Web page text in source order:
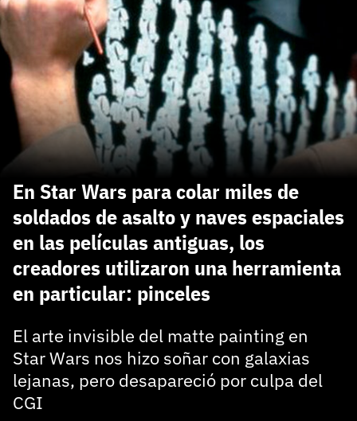
En Star Wars para colar miles de
soldados de asalto y naves espaciales
en las películas antiguas, los
creadores utilizaron una herramienta
en particular: pinceles
El arte invisible del matte painting en
Star Wars nos hizo soñar con galaxias
lejanas, pero desapareció por culpa del
CGI
¿Todavía no tienes cuenta?
Regístrate gratis
El inicio de sesión con Facebook ya no está
disponible, pero puedes seguir usando tu cuenta
Recupera tu acceso con Facebook
carácter inicial), pero no mayúsculas, espacios, tildes
o caracteres especiales.
He leído y acepto la politica de privacidad y
de participación
Registrarse en 3DJuegos
Entra con Google
¿Ya tienes cuenta?
Entra en 3DJuegos